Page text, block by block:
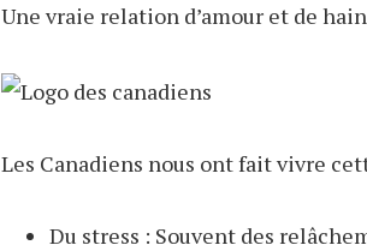
Une vraie relation d’amour et de
Les Canadiens nous ont fait vivre
Du stress : Souvent des